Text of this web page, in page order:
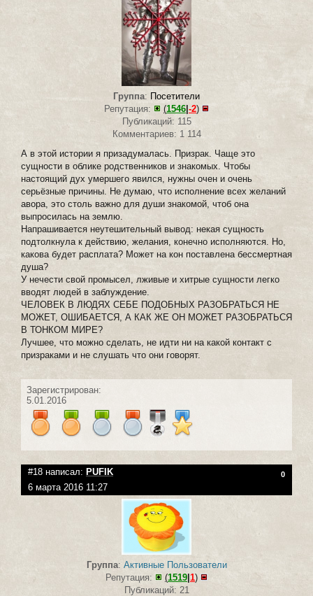
Группа: Посетители
Репутация:
(1546 -2)
Публикаций: 115
Комментариев: 1 114
А в этой истории я призадумалась. Призрак. Чаще это
сущности в облике родственников и знакомых. Чтобы
настоящий дух умершего явился, нужны очен и очень
серьёзные причины. Не думаю, что исполнение всех желаний
авора, это столь важно для души знакомой, чтоб она
выпросилась на землю.
Напрашивается неутешительный вывод: некая сущность
подтолкнула к действию, желания, конечно исполняются. Но,
какова будет расплата? Может на кон поставлена бессмертная
душа?
У нечести свой промысел, лживые и хитрые сущности легко
вводят людей в заблуждение.
ЧЕЛОВЕК В ЛЮДЯХ СЕБЕ ПОДОБНЫХ РАЗОБРАТЬСЯ НЕ
МОЖЕТ, ОШИБАЕТСЯ, А КАК ЖЕ ОН МОЖЕТ РАЗОБРАТЬСЯ
В ТОНКОМ МИРЕ?
Лучшее, что можно сделать, не идти ни на какой контакт с
призраками и не слушать что они говорят.
Зарегистрирован:
5.01.2016
#18 написал: PUFIK 0
6 марта 2016 11:27
Группа: Активные Пользователи
Репутация:
(1519 1)
Публикаций: 21